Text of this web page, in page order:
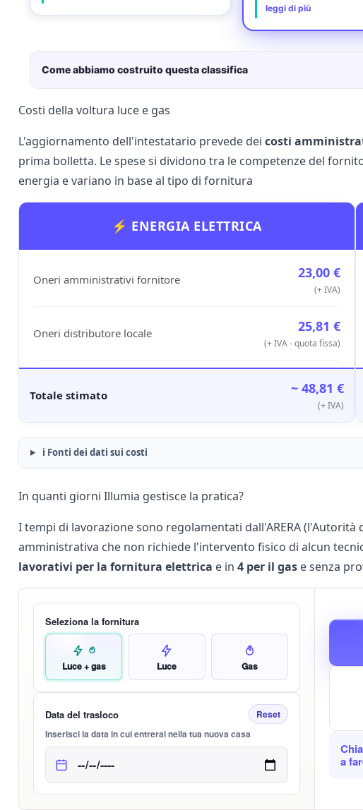
leggi di più
Come abbiamo costruito questa classifica
Costi della voltura luce e gas
L'aggiornamento dell'intestatario prevede dei costi
prima bolletta. Le spese si dividono tra le competenze del
energia e variano in base al tipo di fornitura
⚡ ENERGIA ELETTRICA
Oneri amministrativi fornitore 23,00 €
(+ IVA)
Oneri distributore locale 25,81 €
(+ IVA - quota fissa)
Totale stimato ~ 48,81 €
(+ IVA)
ℹ️ Fonti dei dati sui costi
In quanti giorni Illumia gestisce la pratica?
I tempi di lavorazione sono regolamentati dall'ARERA
amministrativa che non richiede l'intervento fisico di alcun
lavorativi per la fornitura elettrica e in 4 per il gase senza
Seleziona la fornitura
Luce + gas Luce Gas
Data del trasloco
Reset
Inserisci la data in cui entrerai nella tua nuova casa
a